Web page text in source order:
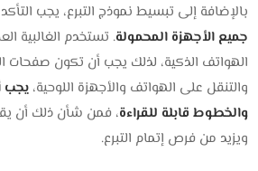
بالإضافة إلى تبسيط نموذج التبرع، يجب
جميع الأجهزة المحمولة. تستخدم الغالبية
الهواتف الذكية، لذلك يجب أن تكون صفحات
والتنقل على الهواتف والأجهزة اللوحية،يجب
والخطوط قابلة للقراءة، فمن شأن ذلك أن
ويزيد من فرص إتمام التبرع.